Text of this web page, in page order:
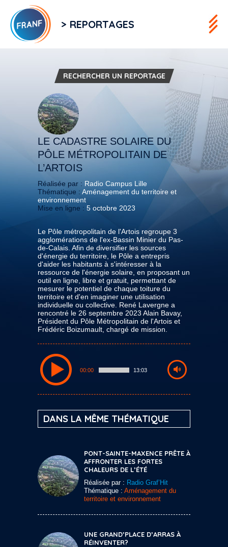
> REPORTAGES
RECHERCHER UN REPORTAGE
LE CADASTRE SOLAIRE DU
PÔLE MÉTROPOLITAIN DE
L’ARTOIS
Réalisée par : Radio Campus Lille
Thématique : Aménagement du territoire et
environnement
Mise en ligne : 5 octobre 2023
Le Pôle métropolitain de l'Artois regroupe 3
agglomérations de l'ex-Bassin Minier du Pas-
de-Calais. Afin de diversifier les sources
d'énergie du territoire, le Pôle a entrepris
d'aider les habitants à s'intéresser à la
ressource de l'énergie solaire, en proposant un
outil en ligne, libre et gratuit, permettant de
mesurer le potentiel de chaque toiture du
territoire et d'en imaginer une utilisation
individuelle ou collective. René Lavergne a
rencontré le 26 septembre 2023 Alain Bavay,
Président du Pôle Métropolitain de l'Artois et
Frédéric Boizumault, chargé de mission.
00:00 13:03
DANS LA MÊME THÉMATIQUE
PONT-SAINTE-MAXENCE PRÊTE À
AFFRONTER LES FORTES
CHALEURS DE L’ÉTÉ
Réalisée par : Radio Graf’Hit
Thématique : Aménagement du
territoire et environnement
UNE GRAND’PLACE D’ARRAS À
RÉINVENTER?